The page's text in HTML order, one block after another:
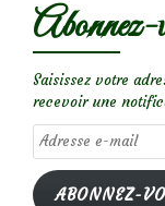
Abonnez-
Saisissez votre
recevoir une
Adresse
e-
mail
ABONNEZ-